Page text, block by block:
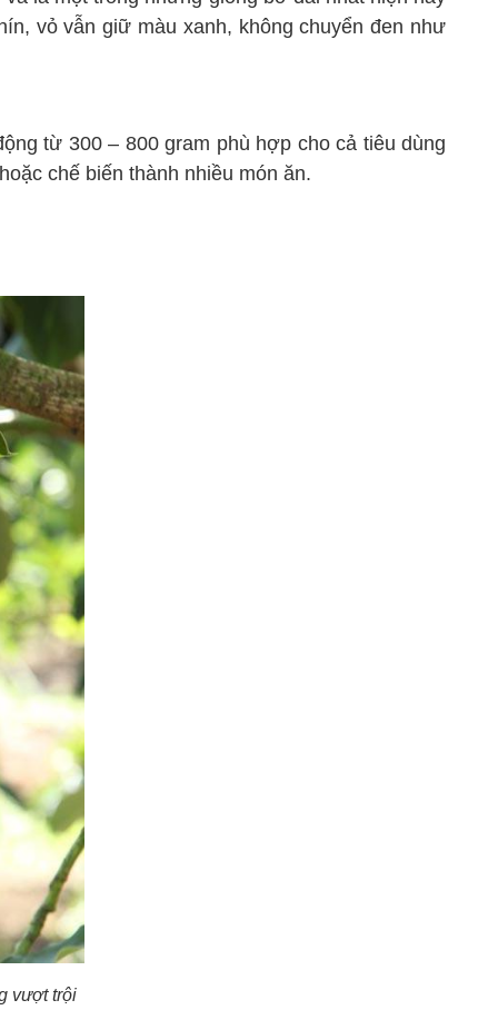
vỏ vẫn giữ màu xanh, không chuyển đen như
từ 300 – 800 gram phù hợp cho cả tiêu dùng
chế biến thành nhiều món ăn.
vượt trội